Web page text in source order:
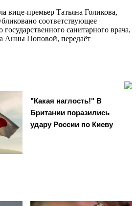
вице-премьер Татьяна Голикова,
соответствующее
государственного санитарного врача,
Анны Поповой, передаёт
"Какая наглость!" В
Британии поразились
удару России по Киеву